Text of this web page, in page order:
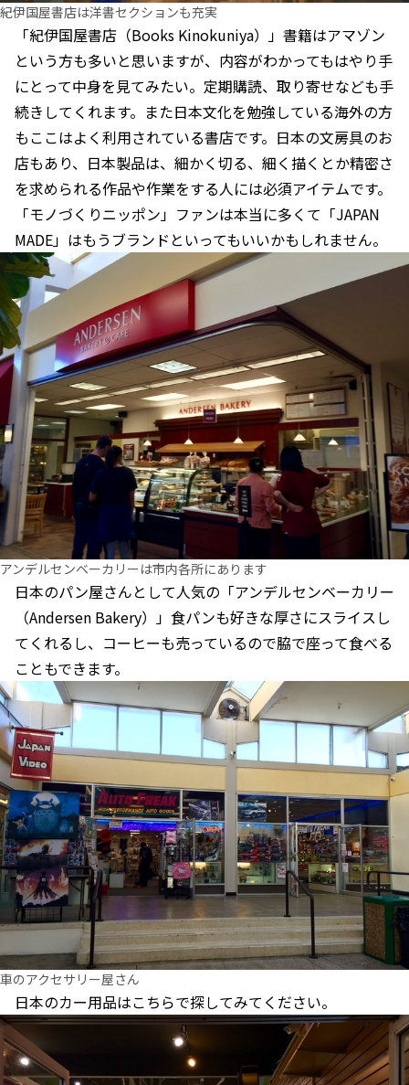
紀伊国屋書店は洋書セクションも充実
「紀伊国屋書店（Books Kinokuniya）」書籍はアマゾン
という方も多いと思いますが、内容がわかってもはやり手
にとって中身を見てみたい。定期購読、取り寄せなども手
続きしてくれます。また日本文化を勉強している海外の方
もここはよく利用されている書店です。日本の文房具のお
店もあり、日本製品は、細かく切る、細く描くとか精密さ
を求められる作品や作業をする人には必須アイテムです。
「モノづくりニッポン」ファンは本当に多くて「JAPAN
MADE」はもうブランドといってもいいかもしれません。
アンデルセンベーカリーは市内各所にあります
日本のパン屋さんとして人気の「アンデルセンベーカリー
（Andersen Bakery）」食パンも好きな厚さにスライスし
てくれるし、コーヒーも売っているので脇で座って食べる
こともできます。
車のアクセサリー屋さん
日本のカー用品はこちらで探してみてください。